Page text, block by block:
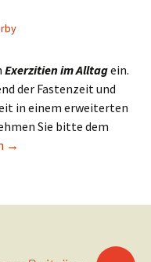
Exerzitien im Alltagein.
der Fastenzeit und
in einem erweiterten
Sie bitte dem
den Exerzitien im Alltag,
→